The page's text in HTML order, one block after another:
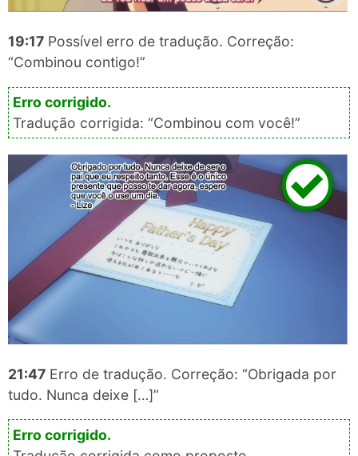
19:17 Possível erro de tradução. Correção:
“Combinou contigo!”
Tradução corrigida: “Combinou com você!”
21:47 Erro de tradução. Correção: “Obrigada por
tudo. Nunca deixe […]”